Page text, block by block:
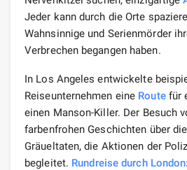
Jeder kann durch die Orte
Wahnsinnige und Serienmörder
Verbrechen begangen haben.
In Los Angeles entwickelte
Reiseunternehmen eine Routefür
einen Manson-Killer. Der Besuch
farbenfrohen Geschichten über
Gräueltaten, die Aktionen der
begleitet. Rundreise durch